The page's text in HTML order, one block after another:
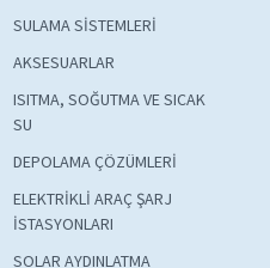
SULAMA SİSTEMLERİ
AKSESUARLAR
ISITMA, SOĞUTMA VE SICAK
SU
DEPOLAMA ÇÖZÜMLERİ
ELEKTRİKLİ ARAÇ ŞARJ
İSTASYONLARI
SOLAR AYDINLATMA